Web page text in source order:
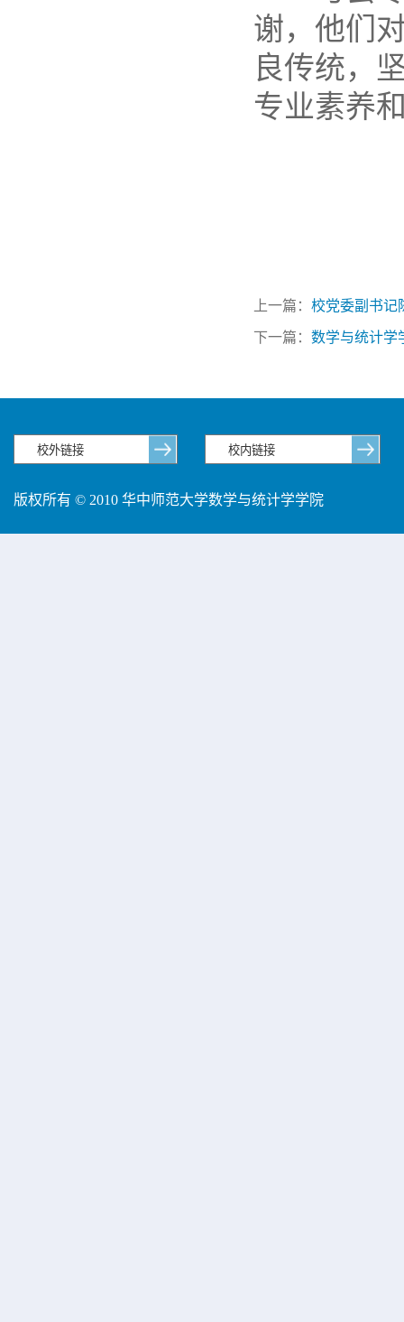
谢，他们
良传统，
专业素养
上一篇： 校党委副书记
下一篇： 数学与统计学
版权所有 © 2010 华中师范大学数学与统计学学院